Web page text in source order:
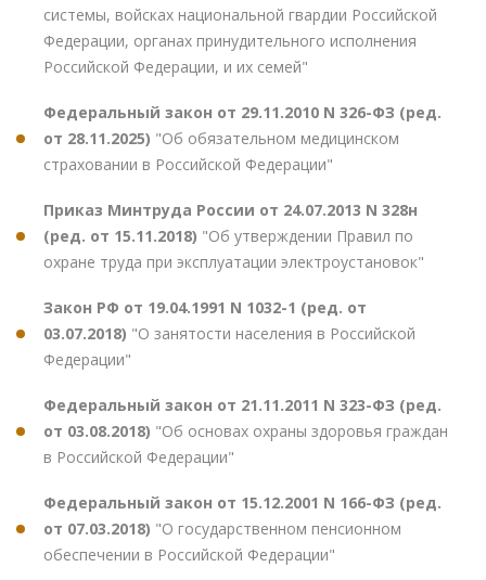
системы, войсках национальной гвардии Российской
Федерации, органах принудительного исполнения
Российской Федерации, и их семей"
Федеральный закон от 29.11.2010 N 326-ФЗ (ред.
от 28.11.2025) "Об обязательном медицинском
страховании в Российской Федерации"
Приказ Минтруда России от 24.07.2013 N 328н
(ред. от 15.11.2018) "Об утверждении Правил по
охране труда при эксплуатации электроустановок"
Закон РФ от 19.04.1991 N 1032-1 (ред. от
03.07.2018) "О занятости населения в Российской
Федерации"
Федеральный закон от 21.11.2011 N 323-ФЗ (ред.
от 03.08.2018) "Об основах охраны здоровья граждан
в Российской Федерации"
Федеральный закон от 15.12.2001 N 166-ФЗ (ред.
от 07.03.2018) "О государственном пенсионном
обеспечении в Российской Федерации"